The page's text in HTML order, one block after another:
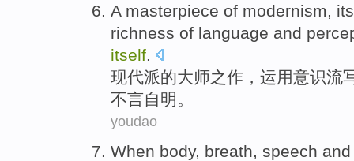
A masterpiece of modernism, its
richness of language and
itself.
现代派的大师之作 ，运用意识流
不言自明。
youdao
When body, breath, speech and